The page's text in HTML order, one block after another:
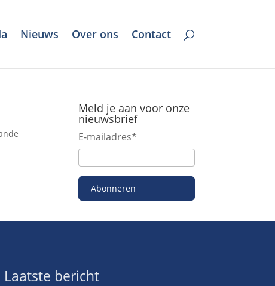
Nieuws Over ons Contact
Meld je aan voor onze
nieuwsbrief
E-mailadres*
Abonneren
Laatste bericht